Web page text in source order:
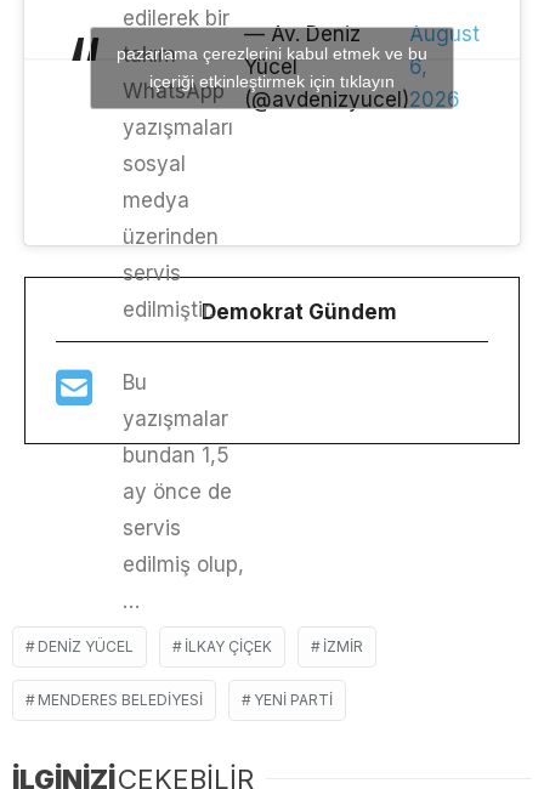
edilerek bir
takım
WhatsApp
yazışmaları
sosyal
medya
üzerinden
servis
edilmiştir.
Bu
yazışmalar
bundan 1,5
ay önce de
servis
edilmiş olup,
…
— Av. Deniz
Yücel
(@avdenizyucel)
August
6,
2026
pazarlama çerezlerini kabul etmek ve bu
içeriği etkinleştirmek için tıklayın
Demokrat Gündem
DENIZ YÜCEL ILKAY ÇIÇEK IZMIR
MENDERES BELEDIYESI YENİ PARTI
İLGİNİZİÇEKEBİLİR